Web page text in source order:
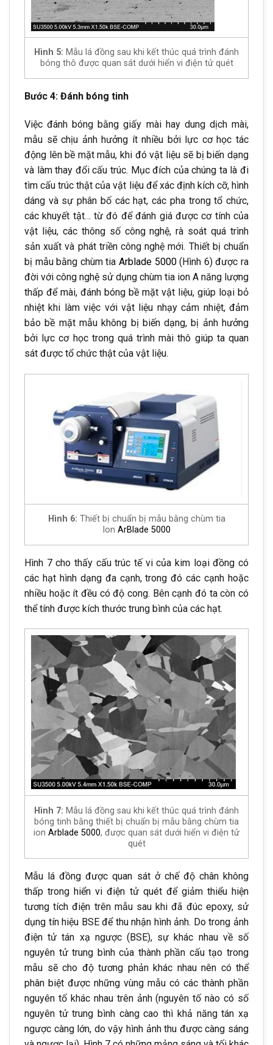
Hình 5: Mẫu lá đồng sau khi kết thúc quá trình đánh
bóng thô được quan sát dưới hiển vi điện tử quét
Bước 4: Đánh bóng tinh
Việc đánh bóng bằng giấy mài hay dung dịch mài,
mẫu sẽ chịu ảnh hưởng ít nhiều bởi lực cơ học tác
động lên bề mặt mẫu, khi đó vật liệu sẽ bị biến dạng
và làm thay đổi cấu trúc. Mục đích của chúng ta là đi
tìm cấu trúc thật của vật liệu để xác định kích cỡ, hình
dáng và sự phân bố các hạt, các pha trong tổ chức,
các khuyết tật… từ đó để đánh giá được cơ tính của
vật liệu, các thông số công nghệ, rà soát quá trình
sản xuất và phát triền công nghệ mới. Thiết bị chuẩn
bị mẫu bằng chùm tia Arblade 5000(Hình 6) được ra
đời với công nghệ sử dụng chùm tia ion A năng lượng
thấp để mài, đánh bóng bề mặt vật liệu, giúp loại bỏ
nhiệt khi làm việc với vật liệu nhạy cảm nhiệt, đảm
bảo bề mặt mẫu không bị biến dạng, bị ảnh hưởng
bởi lực cơ học trong quá trình mài thô giúp ta quan
sát được tổ chức thật của vật liệu.
Hình 6: Thiết bị chuẩn bị mẫu bằng chùm tia
Ion ArBlade 5000
Hình 7 cho thấy cấu trúc tế vi của kim loại đồng có
các hạt hình dạng đa cạnh, trong đó các cạnh hoặc
nhiều hoặc ít đều có độ cong. Bên cạnh đó ta còn có
thể tính được kích thước trung bình của các hạt.
Hình 7: Mẫu lá đồng sau khi kết thúc quá trình đánh
bóng tinh bằng thiết bị chuẩn bị mẫu bằng chùm tia
ion Arblade 5000, được quan sát dưới hiển vi điện tử
quét
Mẫu lá đồng được quan sát ở chế độ chân không
thấp trong hiển vi điện tử quét để giảm thiểu hiện
tương tích điện trên mẫu sau khi đã đúc epoxy, sử
dụng tín hiệu BSE để thu nhận hình ảnh. Do trong ảnh
điện tử tán xạ ngược (BSE), sự khác nhau về số
nguyên tử trung bình của thành phần cấu tạo trong
mẫu sẽ cho độ tương phản khác nhau nên có thể
phân biệt được những vùng mẫu có các thành phần
nguyên tố khác nhau trên ảnh (nguyên tố nào có số
nguyên tử trung bình càng cao thì khả năng tán xạ
ngược càng lớn, do vậy hình ảnh thu được càng sáng